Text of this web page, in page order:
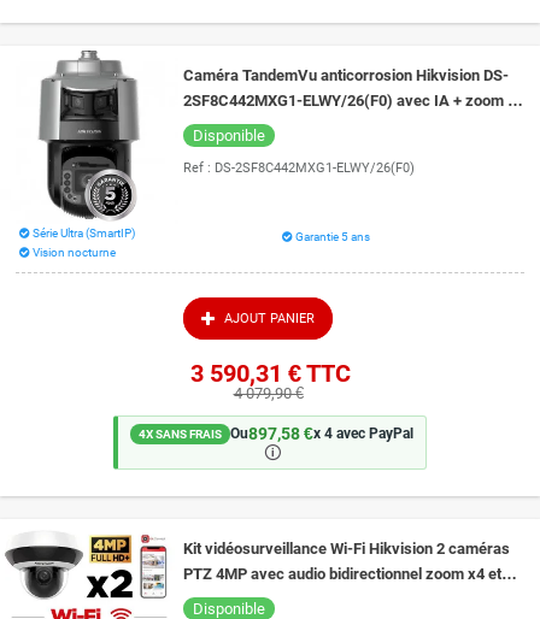
Caméra TandemVu anticorrosion Hikvision DS-
2SF8C442MXG1-ELWY/26(F0) avec IA + zoom x
42 + auto tracking+ ColorVu 30 m + IR 300 m
Disponible
Ref : DS-2SF8C442MXG1-ELWY/26(F0)
Série Ultra (SmartIP)
Vision nocturne
Garantie 5 ans
AJOUT PANIER
3 590,31 €TTC
4 079,90 €
4X SANS FRAIS Ou897,58 €x 4 avec PayPal
🛈
Kit vidéosurveillance Wi-Fi Hikvision 2 caméras
PTZ 4MP avec audio bidirectionnel zoom x4 et
vision de nuit 20 m EXIR 2.0
Disponible